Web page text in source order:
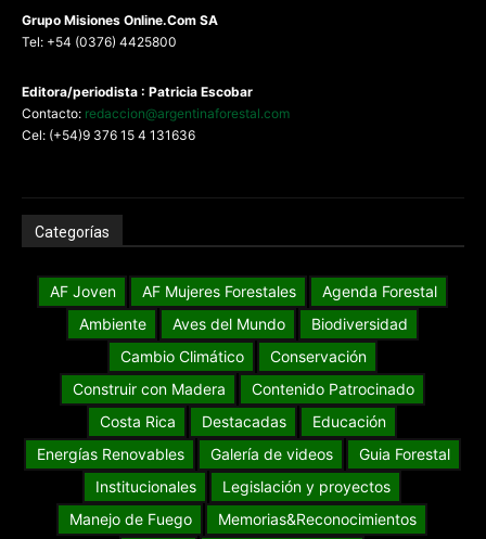
Grupo Misiones Online.Com SA
Tel: +54 (0376) 4425800
Editora/periodista : Patricia Escobar
Contacto: redaccion@argentinaforestal.com
Cel: (+54)9 376 15 4 131636
Categorías
AF Joven AF Mujeres Forestales
Agenda Forestal
Ambiente
Aves del Mundo
Biodiversidad
Cambio Climático
Conservación
Construir con Madera
Contenido Patrocinado
Costa Rica
Destacadas
Educación
Energías Renovables
Galería de videos
Guia Forestal
Institucionales
Legislación y proyectos
Manejo de Fuego
Memorias&Reconocimientos